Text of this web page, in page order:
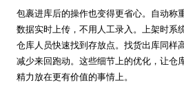
包裹进库后的操作也变得更省心。自动称
数据实时上传，不用人工录入。上架时系
仓库人员快速找到存放点。找货出库同样
减少来回跑动。这些细节上的优化，让仓
精力放在更有价值的事情上。